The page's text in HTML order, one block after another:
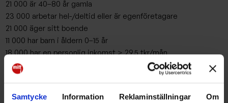
Samtycke Information Reklaminställningar Om
21 000 är 40–80 år gamla
23 000 arbetar hel-/deltid eller är egenföretagare
21 000 äger sitt boende
11 000 har barn i åldern 0–15 år
18 000 har en personlig inkomst > 29,5 tkr/mån
Orvesto 2023 Helår